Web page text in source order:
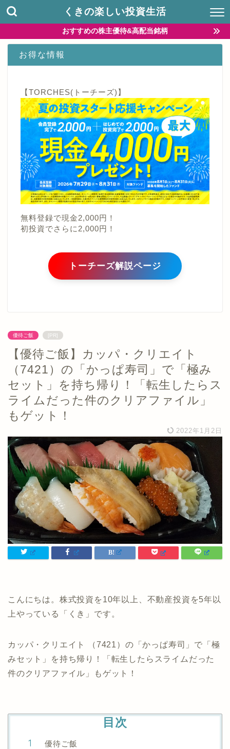
くきの楽しい投資生活
おすすめの株主優待&高配当銘柄
お得な情報
【TORCHES(トーチーズ)】
無料登録で現金2,000円！
初投資でさらに2,000円！
トーチーズ解説ページ
優待ご飯 [PR]
【優待ご飯】カッパ・クリエイト
（7421）の「かっぱ寿司」で「極み
セット」を持ち帰り！「転生したらス
ライムだった件のクリアファイル」
もゲット！
2022年1月2日
こんにちは。株式投資を10年以上、不動産投資を5年以
上やっている「くき」です。
カッパ・クリエイト （7421）の「かっぱ寿司」で「極
みセット」を持ち帰り！「転生したらスライムだった
件のクリアファイル」もゲット！
目次
優待ご飯